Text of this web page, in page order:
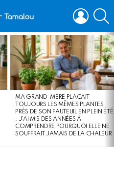
LOGIN
MA GRAND-MÈRE PLAÇAIT
TOUJOURS LES MÊMES PLANTES
PRÈS DE SON FAUTEUIL EN PLEIN ÉTÉ
: J’AI MIS DES ANNÉES À
COMPRENDRE POURQUOI ELLE NE
SOUFFRAIT JAMAIS DE LA CHALEUR